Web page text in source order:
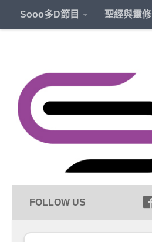
Sooo多D節目 聖經與靈修